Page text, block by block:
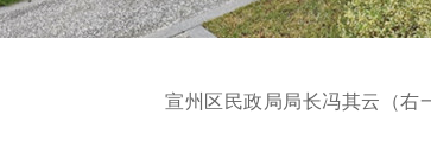
宣州区民政局局长冯其云（右